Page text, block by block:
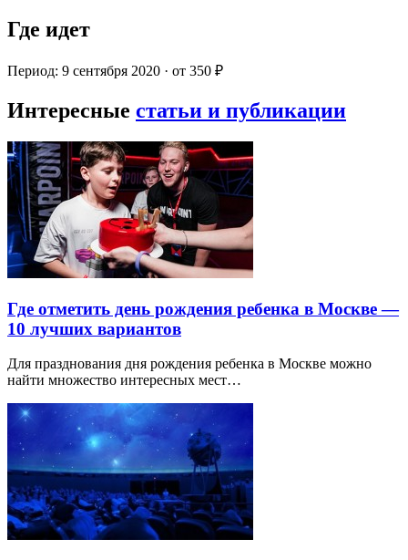
Где идет
Период: 9 сентября 2020 · от 350 ₽
Интересные статьи и публикации
Где отметить день рождения ребенка в Москве —
10 лучших вариантов
Для празднования дня рождения ребенка в Москве можно
найти множество интересных мест…